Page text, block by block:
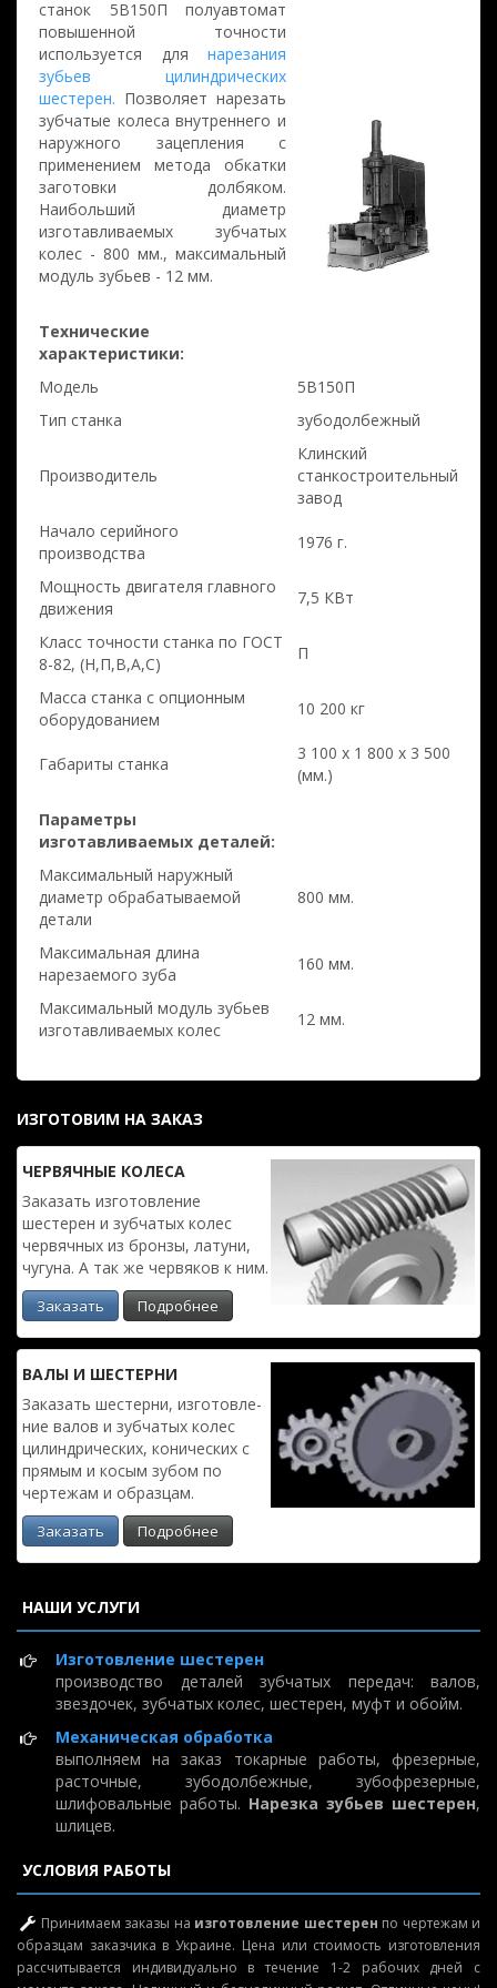
станок 5В150П полуавтомат
повышенной точности
используется для нарезания
зубьев цилиндрических
шестерен. Позволяет нарезать
зубчатые колеса внутреннего и
наружного зацепления с
применением метода обкатки
заготовки долбяком.
Наибольший диаметр
изготавливаемых зубчатых
колес - 800 мм., максимальный
модуль зубьев - 12 мм.
Технические
характеристики:
Модель
5В150П
Тип станка
зубодолбежный
Производитель
Клинский
станкостроительный
завод
Начало серийного
производства
1976 г.
Мощность двигателя главного
движения
7,5 КВт
Класс точности станка по ГОСТ
8-82, (Н,П,В,А,С)
П
Масса станка с опционным
оборудованием
10 200 кг
Габариты станка
3 100 x 1 800 x 3 500
(мм.)
Параметры
изготавливаемых деталей:
Максимальный наружный
диаметр обрабатываемой
детали
800 мм.
Максимальная длина
нарезаемого зуба
160 мм.
Максимальный модуль зубьев
изготавливаемых колес
12 мм.
ИЗГОТОВИМ НА ЗАКАЗ
ЧЕРВЯЧ­НЫЕ КОЛЕСА
Заказать изготовле­ние
шестерен и зубчатых колес
червяч­ных из бронзы, латуни,
чугуна. А так же червяков к ним.
Заказать Подробнее
ВАЛЫ И ШЕСТЕРНИ
Заказать шестерни, изготовле­
ние валов и зубчатых колес
цилиндри­ческих, конических с
прямым и косым зубом по
чертежам и образцам.
Заказать Подробнее
НАШИ УСЛУГИ
Изготовление шестерен
производство деталей зубчатых передач: валов,
звездочек, зубчатых колес, шестерен, муфт и обойм.
Механическая обработка
выполняем на заказ токарные работы, фрезерные,
расточные, зубодолбежные, зубофрезерные,
шлифовальные работы. Нарезка зубьев шестерен,
шлицев.
УСЛОВИЯ РАБОТЫ
Принимаем заказы на изготовление шестерен по чертежам и
образцам заказчика в Украине. Цена или стоимость изготовления
рассчитывается индивидуально в течение 1-2 рабочих дней с